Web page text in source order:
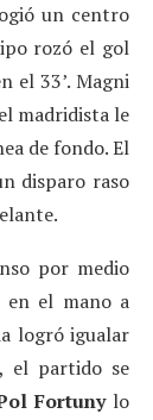
un centro
rozó el gol
el 33’. Magni
madridista le
de fondo. El
disparo raso
por medio
en el mano a
logró igualar
el partido se
Fortunylo